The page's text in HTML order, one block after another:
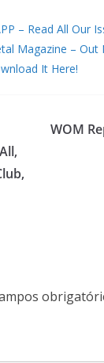
– Read All Our
Magazine – Out
It Here!
WOM